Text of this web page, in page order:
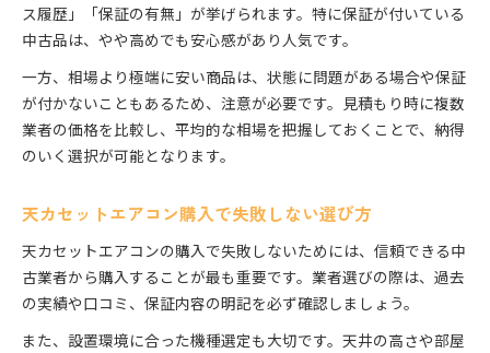
ス履歴」「保証の有無」が挙げられます。特に保証が付いている
中古品は、やや高めでも安心感があり人気です。
一方、相場より極端に安い商品は、状態に問題がある場合や保証
が付かないこともあるため、注意が必要です。見積もり時に複数
業者の価格を比較し、平均的な相場を把握しておくことで、納得
のいく選択が可能となります。
天カセットエアコン購入で失敗しない選び方
天カセットエアコンの購入で失敗しないためには、信頼できる中
古業者から購入することが最も重要です。業者選びの際は、過去
の実績や口コミ、保証内容の明記を必ず確認しましょう。
また、設置環境に合った機種選定も大切です。天井の高さや部屋